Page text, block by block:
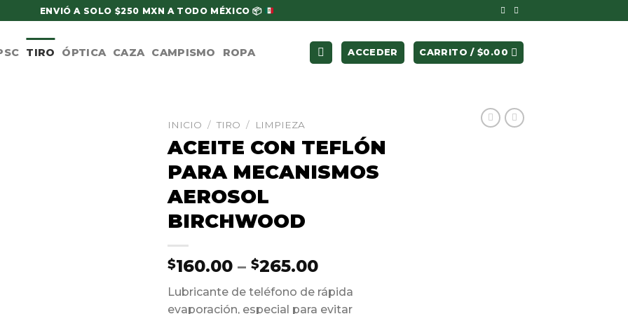
ENVIÓ A SOLO $250 MXN A TODO MÉXICO📦
TIRO ÓPTICA CAZA CAMPISMO ROPA ACCEDER CARRITO /$0.00
INICIO / TIRO / LIMPIEZA
ACEITE CON TEFLÓN
PARA MECANISMOS
AEROSOL
BIRCHWOOD
$160.00 – $265.00
Lubricante de teléfono de rápida
evaporación, especial para evitar